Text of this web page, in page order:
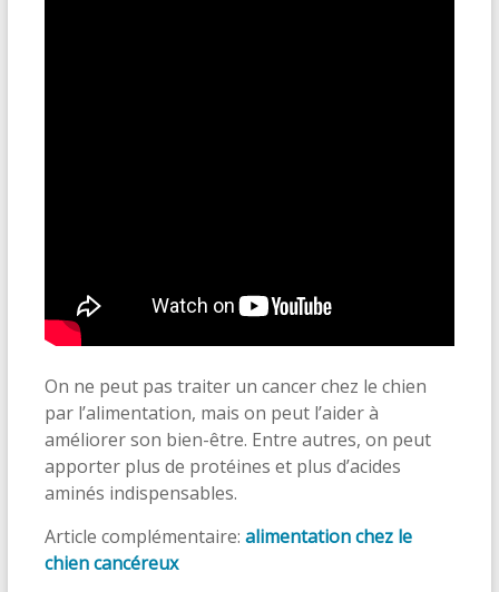
On ne peut pas traiter un cancer chez le chien
par l’alimentation, mais on peut l’aider à
améliorer son bien-être. Entre autres, on peut
apporter plus de protéines et plus d’acides
aminés indispensables.
Article complémentaire: alimentation chez le
chien cancéreux